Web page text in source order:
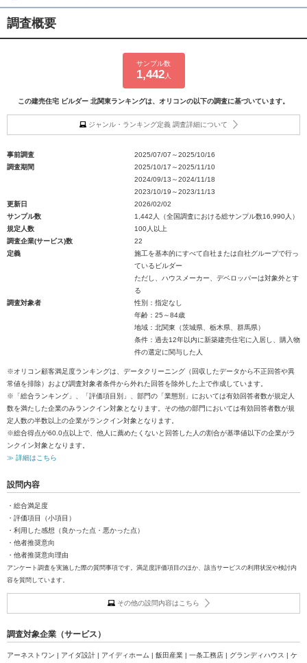
調査概要
サンプル数
1,442人
この建売住宅 ビルダー 北関東ランキングは、オリコンの以下の調査に基づいています。
ジャンル・ランキング定義 調査詳細について
事前調査
2025/07/07～2025/10/16
調査期間
2025/10/17～2025/11/10
2024/09/13～2024/11/18
2023/10/19～2023/11/13
更新日
2026/02/02
サンプル数
1,442人（全国調査における総サンプル数16,990人）
規定人数
100人以上
調査企業(サービス)数
22
定義
施工を基本的にすべて自社または自社グループで行っ
ているビルダー
ただし、ハウスメーカー、デベロッパーは対象外とす
る
調査対象者
性別：指定なし
年齢：25～84歳
地域：北関東（茨城県、栃木県、群馬県）
条件：過去12年以内に新築建売住宅に入居し、購入物
件の選定に関与した人
※オリコン顧客満足度ランキングは、データクリーニング（回収したデータから不正回答や異
常値を排除）および調査対象者条件から外れた回答を除外した上で作成しています。
※「総合ランキング」、「評価項目別」、部門の「業態別」においては有効回答者数が規定人
数を満たした企業のみランクイン対象となります。その他の部門においては有効回答者数が規
定人数の半数以上の企業がランクイン対象となります。
※総合得点が60.0点以上で、他人に薦めたくないと回答した人の割合が基準値以下の企業がラ
ンクイン対象となります。
≫ 詳細はこちら
設問内容
・総合満足度
・評価項目（小項目）
・利用した感想（良かった点・悪かった点）
・他者推奨意向
・他者推奨意向理由
アンケート調査を実施した際の質問事項です。満足度評価項目のほか、該当サービスの利用状況や検討内
容を質問しています。
その他の設問内容はこちら
調査対象企業（サービス）
アーネストワン | アイダ設計 | アイディホーム | 飯田産業 | 一条工務店 | グランディハウス | ケ